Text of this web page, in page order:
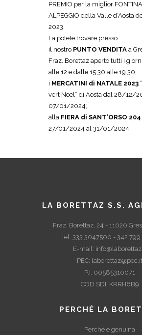
PREMIO per la miglior
ALPEGGIO della Valle d’Aosta
2023.
La potete trovare presso:
il nostro PUNTO VENDITA a
Fraz. Borettaz aperto tutti i
alle 12 e dalle 15:30 alle 19:30;
i MERCATINI di NATALE 2023
vert Noel” di Aosta dal 28/12/
07/01/2024;
alla FIERA di SANT’ORSO 204
27/01/2024 al 31/01/2024.
LA BORETTAZ S.S.
Fraz. Borettaz, 24 - 11020
Tel. 333 3047500 - 342
E-mail:
PEC: laborettaz@pec.it
P.I. 00585310071
COD SDI: KRRH6B9
PERCHÉ LA
Perché è genuina